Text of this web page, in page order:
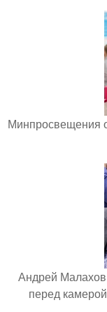
Минпросвещения
Андрей Малахов
перед